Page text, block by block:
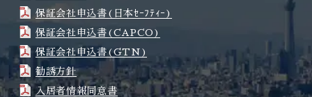
保証会社申込書(日本ｾｰﾌﾃｨｰ)
保証会社申込書(CAPCO)
保証会社申込書(GTN)
勧誘方針
入居者情報同意書